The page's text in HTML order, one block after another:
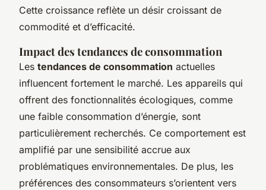
Cette croissance reflète un désir croissant de
commodité et d’efficacité.
Impact des tendances de consommation
Les tendances de consommation actuelles
influencent fortement le marché. Les appareils qui
offrent des fonctionnalités écologiques, comme
une faible consommation d’énergie, sont
particulièrement recherchés. Ce comportement est
amplifié par une sensibilité accrue aux
problématiques environnementales. De plus, les
préférences des consommateurs s’orientent vers